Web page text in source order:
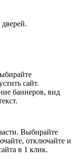
сайт.
баннеров, вид
Выбирайте
отключайте и
в 1 клик.